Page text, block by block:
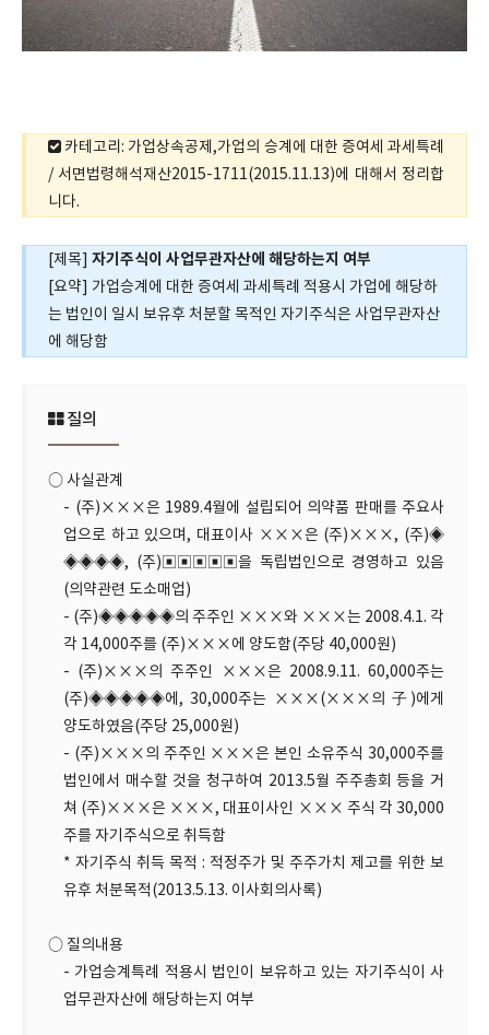
카테고리: 가업상속공제,가업의 승계에 대한 증여세 과세특례
/ 서면법령해석재산2015-1711(2015.11.13)에 대해서 정리합
니다.
[제목] 자기주식이 사업무관자산에 해당하는지 여부
[요약] 가업승계에 대한 증여세 과세특례 적용시 가업에 해당하
는 법인이 일시 보유후 처분할 목적인 자기주식은 사업무관자산
에 해당함
질의
○ 사실관계
- (주)×××은 1989.4월에 설립되어 의약품 판매를 주요사
업으로 하고 있으며, 대표이사 ×××은 (주)×××, (주)◈
◈◈◈◈, (주)▣▣▣▣▣을 독립법인으로 경영하고 있음
(의약관련 도소매업)
- (주)◈◈◈◈◈의 주주인 ×××와 ×××는 2008.4.1. 각
각 14,000주를 (주)×××에 양도함(주당 40,000원)
- (주)×××의 주주인 ×××은 2008.9.11. 60,000주는
(주)◈◈◈◈◈에, 30,000주는 ×××(×××의 子)에게
양도하였음(주당 25,000원)
- (주)×××의 주주인 ×××은 본인 소유주식 30,000주를
법인에서 매수할 것을 청구하여 2013.5월 주주총회 등을 거
쳐 (주)×××은 ×××, 대표이사인 ××× 주식 각 30,000
주를 자기주식으로 취득함
* 자기주식 취득 목적 : 적정주가 및 주주가치 제고를 위한 보
유후 처분목적(2013.5.13. 이사회의사록)
○ 질의내용
- 가업승계특례 적용시 법인이 보유하고 있는 자기주식이 사
업무관자산에 해당하는지 여부